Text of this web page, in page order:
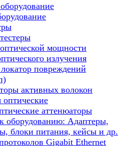
мощности
излучения
повреждений
активных волокон
аттенюаторы
оборудованию: Адаптеры,
блоки питания, кейсы и др.
Gigabit Ethernet